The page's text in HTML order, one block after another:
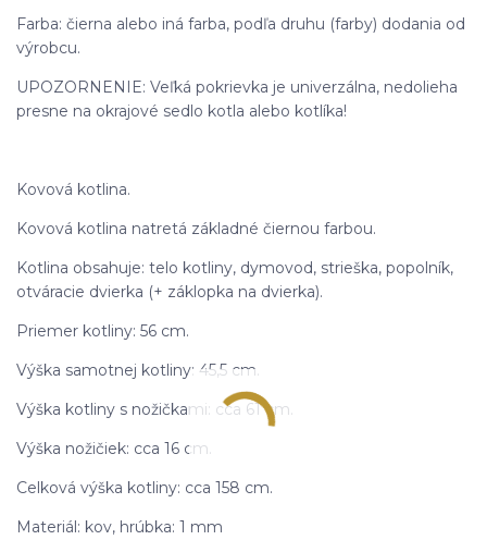
Farba: čierna alebo iná farba, podľa druhu (farby) dodania od
výrobcu.
UPOZORNENIE: Veľká pokrievka je univerzálna, nedolieha
presne na okrajové sedlo kotla alebo kotlíka!
Kovová kotlina.
Kovová kotlina natretá základné čiernou farbou.
Kotlina obsahuje: telo kotliny, dymovod, strieška, popolník,
otváracie dvierka (+ záklopka na dvierka).
Priemer kotliny: 56 cm.
Výška samotnej kotliny: 45,5 cm.
Výška kotliny s nožičkami: cca 61 cm.
Výška nožičiek: cca 16 cm.
Celková výška kotliny: cca 158 cm.
Materiál: kov, hrúbka: 1 mm